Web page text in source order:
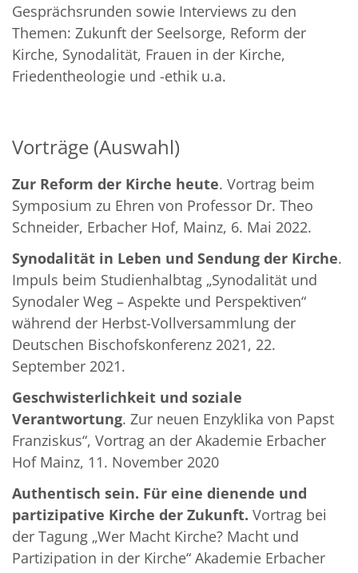
Gesprächsrunden sowie Interviews zu den
Themen: Zukunft der Seelsorge, Reform der
Kirche, Synodalität, Frauen in der Kirche,
Friedentheologie und -ethik u.a.
Vorträge (Auswahl)
Zur Reform der Kirche heute. Vortrag beim
Symposium zu Ehren von Professor Dr. Theo
Schneider, Erbacher Hof, Mainz, 6. Mai 2022.
Synodalität in Leben und Sendung der Kirche.
Impuls beim Studienhalbtag „Synodalität und
Synodaler Weg – Aspekte und Perspektiven“
während der Herbst-Vollversammlung der
Deutschen Bischofskonferenz 2021, 22.
September 2021.
Geschwisterlichkeit und soziale
Verantwortung. Zur neuen Enzyklika von Papst
Franziskus“, Vortrag an der Akademie Erbacher
Hof Mainz, 11. November 2020
Authentisch sein. Für eine dienende und
partizipative Kirche der Zukunft. Vortrag bei
der Tagung „Wer Macht Kirche? Macht und
Partizipation in der Kirche“ Akademie Erbacher